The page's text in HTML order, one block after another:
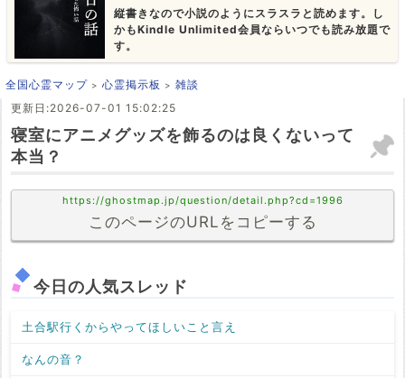
縦書きなので小説のようにスラスラと読めます。し
かもKindle Unlimited会員ならいつでも読み放題で
す。
全国心霊マップ 心霊掲示板
雑談
更新日:2026-07-01 15:02:25
寝室にアニメグッズを飾るのは良くないって
本当？
https://ghostmap.jp/question/detail.php?cd=1996
このページのURLをコピーする
今日の人気スレッド
土合駅行くからやってほしいこと言え
なんの音？